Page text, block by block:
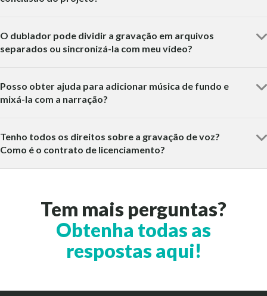
O dublador pode dividir a gravação em arquivos
separados ou sincronizá-la com meu vídeo?
Posso obter ajuda para adicionar música de fundo e
mixá-la com a narração?
Tenho todos os direitos sobre a gravação de voz?
Como é o contrato de licenciamento?
Tem mais perguntas?
Obtenha todas as
respostas aqui!